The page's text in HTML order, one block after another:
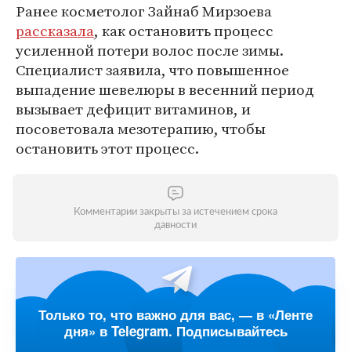
Ранее косметолог Зайнаб Мирзоева
рассказала, как остановить процесс
усиленной потери волос после зимы.
Специалист заявила, что повышенное
выпадение шевелюры в весенний период
вызывает дефицит витаминов, и
посоветовала мезотерапию, чтобы
остановить этот процесс.
Комментарии закрыты за истечением срока
давности
Только то, что важно для вас, — в «Ленте
дня» в Telegram. Подписывайтесь